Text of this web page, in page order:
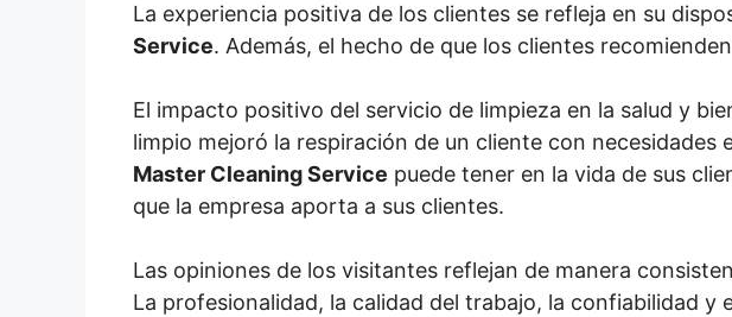
La experiencia positiva de los clientes se refleja en su
Service. Además, el hecho de que los clientes
El impacto positivo del servicio de limpieza en la salud y
limpio mejoró la respiración de un cliente con
Master Cleaning Service puede tener en la vida de sus
que la empresa aporta a sus clientes.
Las opiniones de los visitantes reflejan de manera
La profesionalidad, la calidad del trabajo, la confiabilidad